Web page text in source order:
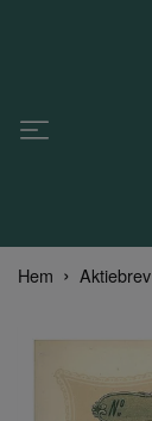
Hem Aktiebrev